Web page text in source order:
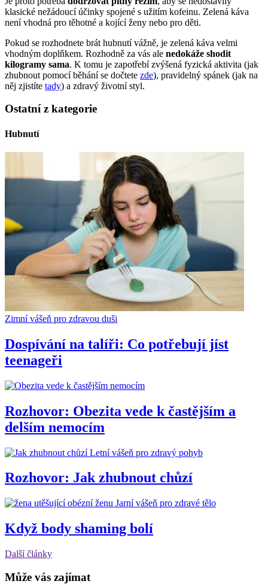
klasické nežádoucí účinky spojené s užitím kofeinu. Zelená káva
není vhodná pro těhotné a kojící ženy nebo pro děti.
Pokud se rozhodnete brát hubnutí vážně, je zelená káva velmi
vhodným doplňkem. Rozhodně za vás ale nedokáže shodit
kilogramy sama. K tomu je zapotřebí zvýšená fyzická aktivita (jak
zhubnout pomocí běhání se dočtete zde), pravidelný spánek (jak na
něj zjistíte tady) a zdravý životní styl.
Ostatní z kategorie
Hubnutí
Zimní vášeň pro zdravou duši
Dospívání na talíři: Co potřebují jíst
teenageři
Rozhovor: Obezita vede k častějším a
delším nemocím
Letní vášeň pro zdravý pohyb
Rozhovor: Jak zhubnout chůzí
Jarní vášeň pro zdravé tělo
Když body shaming bolí
Další články
Může vás zajímat